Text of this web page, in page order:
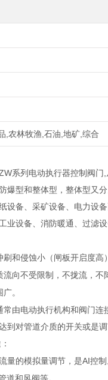
,农林牧渔,石油,地矿,综合
系列 电动执行器控制阀门
爆型和整体型，整体型又
设备、采矿设备、电力设
业设备、消防暖通、过滤
和侵蚀小（闸板开启度高
向不受限制，不拢流，不
。
常由电动执行机构和阀门连
到对管道介质的开关或是
量的模拟量调节，是AI控